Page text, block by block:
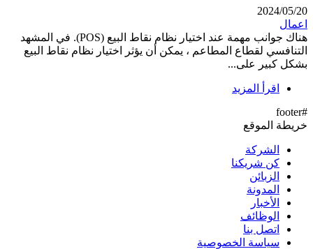
2024/05/20
اعمال
هناك جوانب مهمة عند اختيار نظام نقاط البيع (POS). في المشهد
التنافسي لقطاع المطاعم ، يمكن أن يؤثر اختيار نظام نقاط البيع
بشكل كبير على...
اقرأ المزيد
#footer
خريطة الموقع
الشركة
كن شريكنا
الزبائن
المدونة
الأخبار
الوظائف
اتصل بنا
سياسة الخصوصية